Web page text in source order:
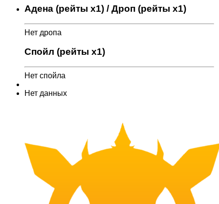
Адена (рейты x1) / Дроп (рейты x1)
Нет дропа
Спойл (рейты x1)
Нет спойла
Нет данных